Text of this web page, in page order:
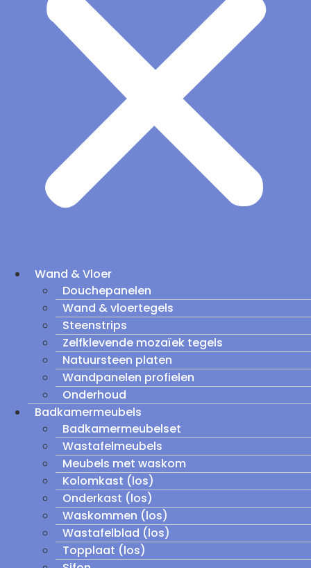
Wand & Vloer
Douchepanelen
Wand & vloertegels
Steenstrips
Zelfklevende mozaïek tegels
Natuursteen platen
Wandpanelen profielen
Onderhoud
Badkamermeubels
Badkamermeubelset
Wastafelmeubels
Meubels met waskom
Kolomkast (los)
Onderkast (los)
Waskommen (los)
Wastafelblad (los)
Topplaat (los)